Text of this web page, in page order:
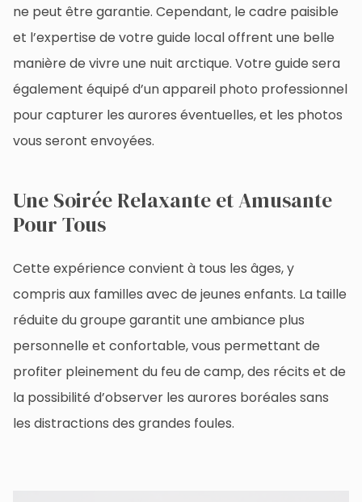
ne peut être garantie. Cependant, le cadre paisible
et l’expertise de votre guide local offrent une belle
manière de vivre une nuit arctique. Votre guide sera
également équipé d’un appareil photo professionnel
pour capturer les aurores éventuelles, et les photos
vous seront envoyées.
Une Soirée Relaxante et Amusante
Pour Tous
Cette expérience convient à tous les âges, y
compris aux familles avec de jeunes enfants. La taille
réduite du groupe garantit une ambiance plus
personnelle et confortable, vous permettant de
profiter pleinement du feu de camp, des récits et de
la possibilité d’observer les aurores boréales sans
les distractions des grandes foules.